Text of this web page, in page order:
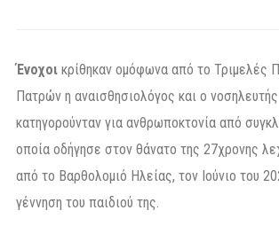
Ένοχοι κρίθηκαν ομόφωνα από το Τριμελές
Πατρών η αναισθησιολόγος και ο
κατηγορούνταν για ανθρωποκτονία από
οποία οδήγησε στον θάνατο της 27χρονης
από το Βαρθολομιό Ηλείας, τον Ιούνιο του
γέννηση του παιδιού της.